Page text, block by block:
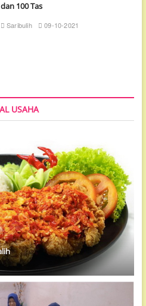
dan 100 Tas
Saribulih 09-10-2021
USAHA